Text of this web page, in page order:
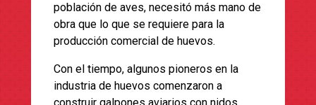
población de aves, necesitó más mano de
obra que lo que se requiere para la
producción comercial de huevos.
Con el tiempo, algunos pioneros en la
industria de huevos comenzaron a